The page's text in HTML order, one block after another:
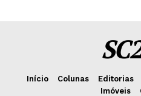
Início Colunas Editorias
Imóveis